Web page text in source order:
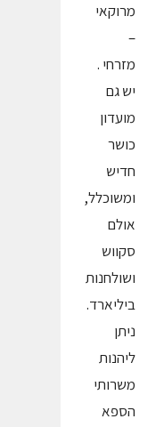
מרוקאי
–
מזרחי .
יש גם
מועדון
כושר
חדיש
ומשוכלל,
אולם
סקווש
ושולחנות
ביליארד.
ניתן
ליהנות
משרותי
הספא